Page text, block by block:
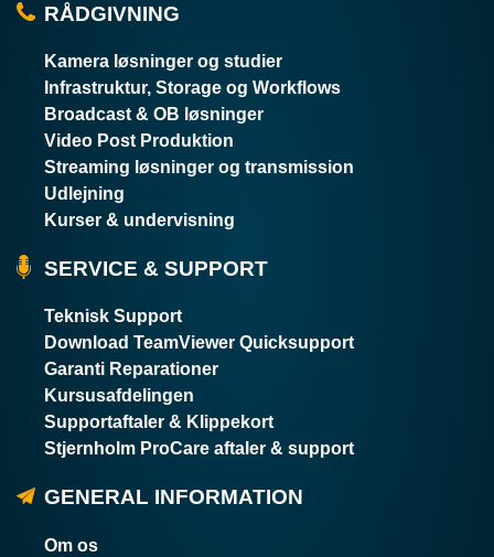
RÅDGIVNING
Kamera løsninger og studier
Infrastruktur, Storage og Workflows
Broadcast & OB løsninger
Video Post Produktion
Streaming løsninger og transmission
Udlejning
Kurser & undervisning
SERVICE & SUPPORT
Teknisk Support
Download TeamViewer Quicksupport
Garanti Reparationer
Kursusafdelingen
Supportaftaler & Klippekort
Stjernholm ProCare aftaler & support
GENERAL INFORMATION
Om os